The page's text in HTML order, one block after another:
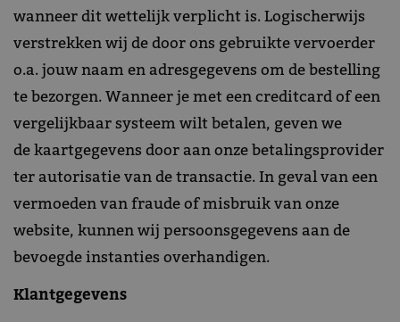
wanneer dit wettelijk verplicht is. Logischerwijs
verstrekken wij de door ons gebruikte vervoerder
o.a. jouw naam en adresgegevens om de bestelling
te bezorgen. Wanneer je met een creditcard of een
vergelijkbaar systeem wilt betalen, geven we
de kaartgegevens door aan onze betalingsprovider
ter autorisatie van de transactie. In geval van een
vermoeden van fraude of misbruik van onze
website, kunnen wij persoonsgegevens aan de
bevoegde instanties overhandigen.
Klantgegevens